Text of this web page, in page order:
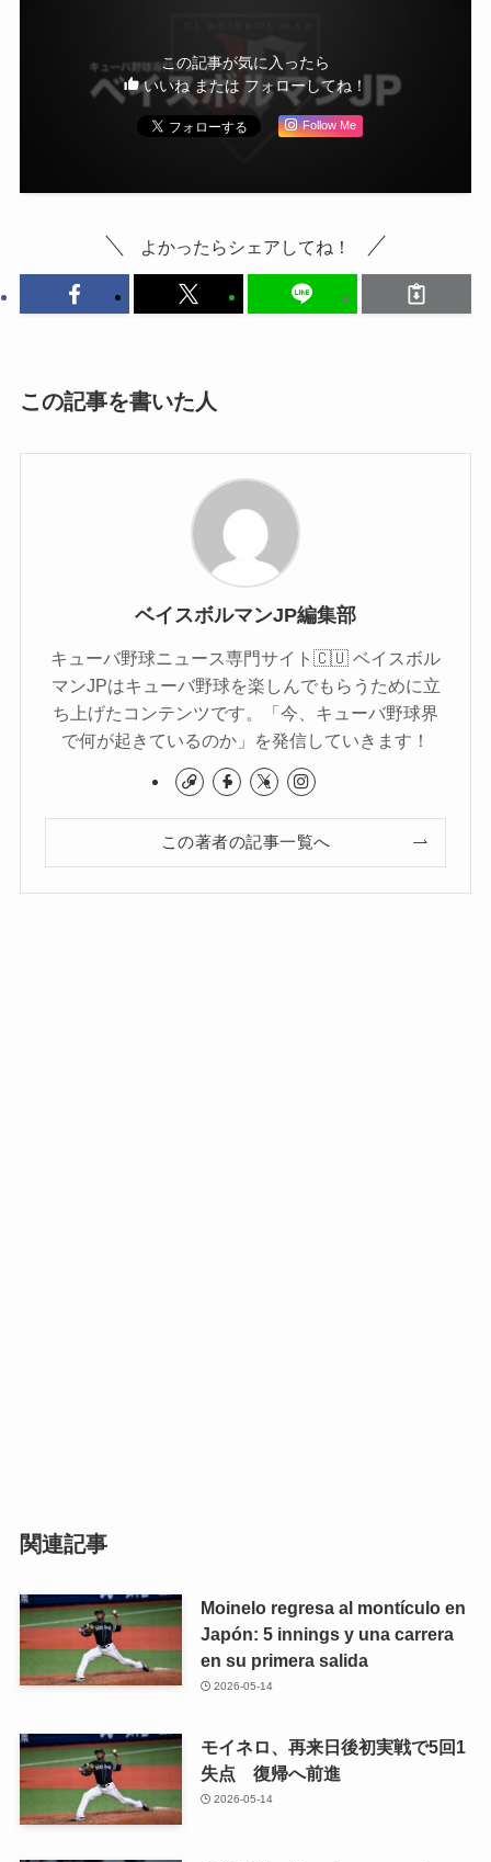
この記事が気に入ったら
いいね または フォローしてね！
Follow Me
よかったらシェアしてね！
この記事を書いた人
ベイスボルマンJP編集部
キューバ野球ニュース専門サイト🇨🇺 ベイスボル
マンJPはキューバ野球を楽しんでもらうために立
ち上げたコンテンツです。「今、キューバ野球界
で何が起きているのか」を発信していきます！
この著者の記事一覧へ
関連記事
Moinelo regresa al montículo en
Japón: 5 innings y una carrera
en su primera salida
2026-05-14
モイネロ、再来日後初実戦で5回1
失点 復帰へ前進
2026-05-14